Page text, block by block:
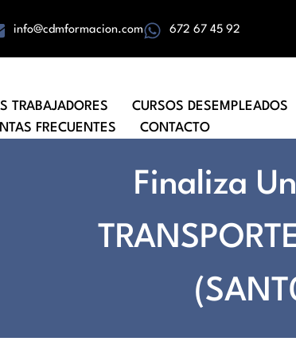
info@cdmformacion.com 672 67 45 92
TRABAJADORES CURSOS DESEMPLEADOS
FRECUENTES
CONTACTO
Finaliza